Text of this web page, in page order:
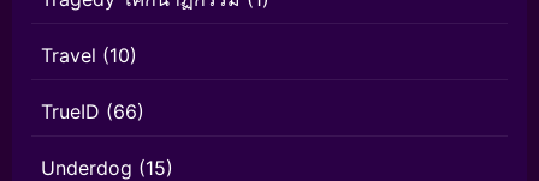
Travel (10)
TrueID (66)
Underdog (15)